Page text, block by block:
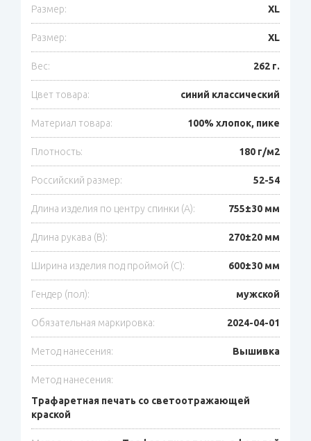
Размер: XL
Размер: XL
Вес: 262 г.
Цвет товара: синий классический
Материал товара: 100% хлопок, пике
Плотность: 180 г/м2
Российский размер: 52-54
Длина изделия по центру спинки (A): 755±30 мм
Длина рукава (B): 270±20 мм
Ширина изделия под проймой (С): 600±30 мм
Гендер (пол): мужской
Обязательная маркировка: 2024-04-01
Метод нанесения: Вышивка
Метод нанесения:
Трафаретная печать со светоотражающей
краской